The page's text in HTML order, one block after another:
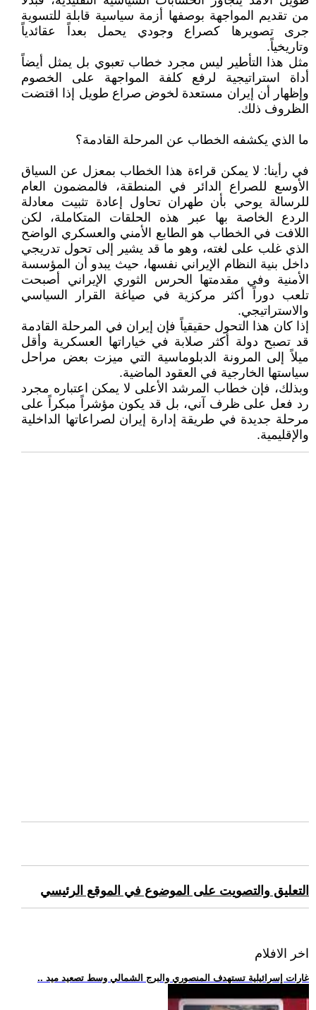
من تقديم المواجهة بوصفها أزمة سياسية قابلة للتسوية
جرى تصويرها كصراع وجودي يحمل بعداً عقائدياً
وتاريخياً.
مثل هذا التأطير ليس مجرد خطاب تعبوي بل يمثل أيضاً
أداة استراتيجية لرفع كلفة المواجهة على الخصوم
وإظهار أن إيران مستعدة لخوض صراع طويل إذا اقتضت
الظروف ذلك.
ما الذي يكشفه الخطاب عن المرحلة القادمة؟
في رأينا: لا يمكن قراءة هذا الخطاب بمعزل عن السياق
الأوسع للصراع الدائر في المنطقة، فالمضمون العام
للرسالة يوحي بأن طهران تحاول إعادة تثبيت معادلة
الردع الخاصة بها عبر هذه الحلقات المتكاملة، لكن
اللافت في الخطاب هو الطابع الأمني والعسكري الواضح
الذي غلب على لغته، وهو ما قد يشير إلى تحول تدريجي
داخل بنية النظام الإيراني نفسها، حيث يبدو أن المؤسسة
الأمنية وفي مقدمتها الحرس الثوري الإيراني أصبحت
تلعب دوراً أكثر مركزية في صياغة القرار السياسي
والاستراتيجي.
إذا كان هذا التحول حقيقياً فإن إيران في المرحلة القادمة
قد تصبح دولة أكثر صلابة في خياراتها العسكرية وأقل
ميلاً إلى المرونة الدبلوماسية التي ميزت بعض مراحل
سياستها الخارجية في العقود الماضية.
وبذلك، فإن خطاب المرشد الأعلى لا يمكن اعتباره مجرد
رد فعل على ظرف آني، بل قد يكون مؤشراً مبكراً على
مرحلة جديدة في طريقة إدارة إيران لصراعاتها الداخلية
والإقليمية.
التعليق والتصويت على الموضوع في الموقع الرئيسي
اخر الافلام
.. غارات إسرائيلية تستهدف المنصوري والبرج الشمالي وسط تصعيد ميد